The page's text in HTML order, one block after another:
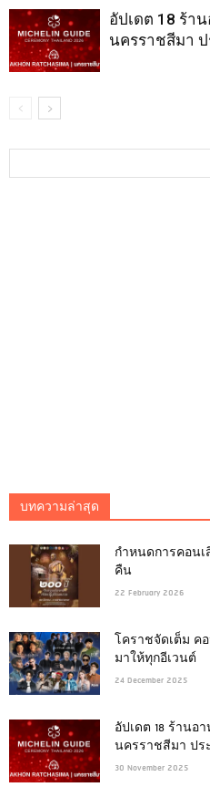
อัปเดต 18 ร้า
นครราชสีมา
บทความล่าสุด
กำหนดการคอนเ
คืน
22 February 2026
โคราชจัดเต็ม ค
มาให้ทุกอีเวนต์
24 December 2025
อัปเดต 18 ร้าน
นครราชสีมา ปร
30 November 2025